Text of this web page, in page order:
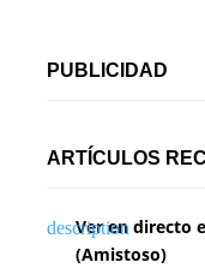
PUBLICIDAD
ARTÍCULOS
Ver en directo
(Amistoso)